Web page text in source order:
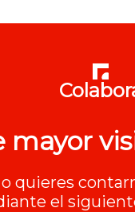
mayor
quieres
el